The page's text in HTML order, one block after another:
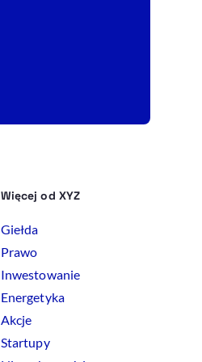
Więcej od XYZ
Giełda
Prawo
Inwestowanie
Energetyka
Akcje
Startupy